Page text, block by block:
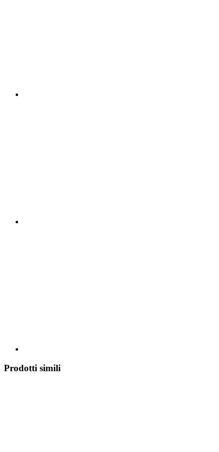
Prodotti simili